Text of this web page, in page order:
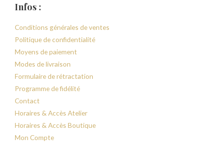
Infos :
Conditions générales de ventes
Politique de confidentialité
Moyens de paiement
Modes de livraison
Formulaire de rétractation
Programme de fidélité
Contact
Horaires & Accès Atelier
Horaires & Accès Boutique
Mon Compte